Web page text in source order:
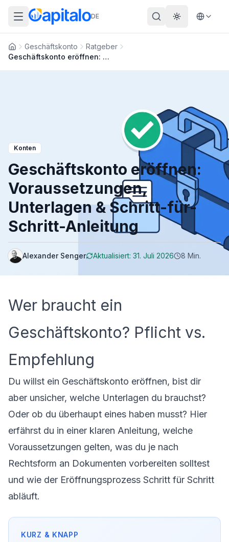
DE Theme
Startseite
Geschäftskonto
Ratgeber
Geschäftskonto eröffnen: Voraussetzungen, Unterlagen & Schritt-für-Schritt-Anleitung
Konten
Geschäftskonto eröffnen:
Voraussetzungen,
Unterlagen & Schritt-für-
Schritt-Anleitung
Alexander Senger Aktualisiert: 31. Juli 2026 8 Min.
Wer braucht ein
Geschäftskonto? Pflicht vs.
Empfehlung
Du willst ein Geschäftskonto eröffnen, bist dir
aber unsicher, welche Unterlagen du brauchst?
Oder ob du überhaupt eines haben musst? Hier
erfährst du in einer klaren Anleitung, welche
Voraussetzungen gelten, was du je nach
Rechtsform an Dokumenten vorbereiten solltest
und wie der Eröffnungsprozess Schritt für Schritt
abläuft.